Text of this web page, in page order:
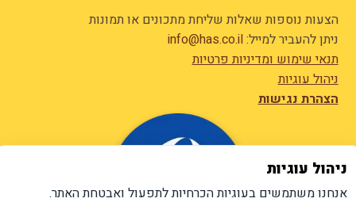
ניהול עוגיות
אנחנו משתמשים בעוגיות הכרחיות לתפעול ואבטחת האתר.
הצעות נוספות שאלות שליחת מתכונים או תמונות
ניתן להעביר למייל:info@has.co.il
תנאי שימוש ומדיניות פרטיות
ניהול עוגיות
הצהרת נגישות